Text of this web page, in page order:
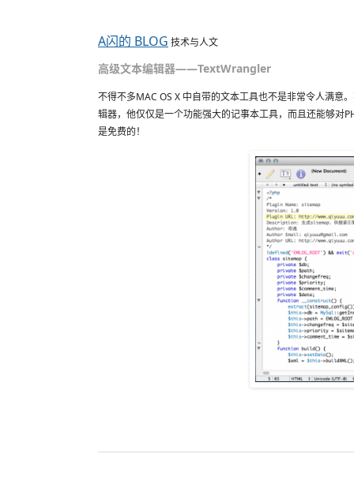
A闪的 BLOG 技术与人文
高级文本编辑器——TextWrangler
不得不多MAC OS X 中自带的文本工具也不是非常令人满
辑器，他仅仅是一个功能强大的记事本工具，而且还能够对
是免费的！